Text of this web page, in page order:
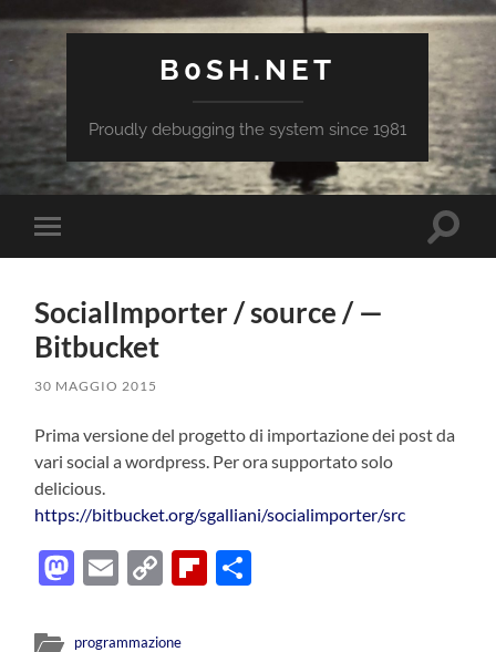
B0SH.NET
Proudly debugging the system since 1981
Attiva/disattiva
il
dispositivi
mobili
SocialImporter / source / —
Bitbucket
30 MAGGIO 2015
Prima versione del progetto di importazione dei post da
vari social a wordpress. Per ora supportato solo
delicious.
https://bitbucket.org/sgalliani/socialimporter/src
Mastodon
EmailCopyFlipboard
programmazione